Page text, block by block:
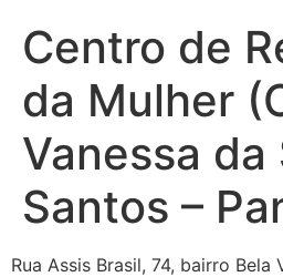
Centro de
da Mulher
Vanessa da
Santos –
Rua Assis Brasil, 74, bairro